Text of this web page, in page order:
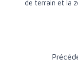
de terrain et la